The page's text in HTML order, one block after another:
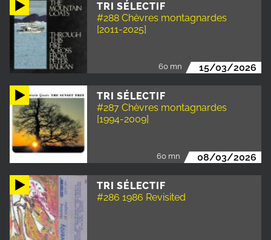
TRI SÉLECTIF
#288 Chèvres montagnardes
[2011-2025]
60 mn 15/03/2026
TRI SÉLECTIF
#287 Chèvres montagnardes
[1994-2009]
60 mn 08/03/2026
TRI SÉLECTIF
#286 1986 Revisited